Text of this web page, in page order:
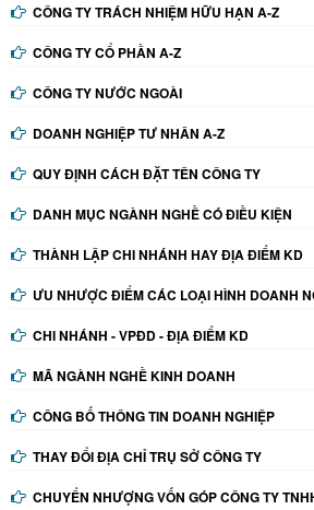
CÔNG TY TRÁCH NHIỆM HỮU HẠN A-Z
CÔNG TY CỔ PHẦN A-Z
CÔNG TY NƯỚC NGOÀI
DOANH NGHIỆP TƯ NHÂN A-Z
QUY ĐỊNH CÁCH ĐẶT TÊN CÔNG TY
DANH MỤC NGÀNH NGHỀ CÓ ĐIỀU KIỆN
THÀNH LẬP CHI NHÁNH HAY ĐỊA ĐIỂM KD
ƯU NHƯỢC ĐIỂM CÁC LOẠI HÌNH DOANH
CHI NHÁNH - VPĐD - ĐỊA ĐIỂM KD
MÃ NGÀNH NGHỀ KINH DOANH
CÔNG BỐ THÔNG TIN DOANH NGHIỆP
THAY ĐỔI ĐỊA CHỈ TRỤ SỞ CÔNG TY
CHUYỂN NHƯỢNG VỐN GÓP CÔNG TY